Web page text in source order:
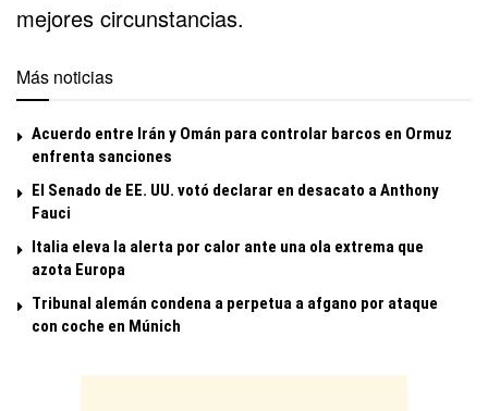
mejores circunstancias.
Más noticias
Acuerdo entre Irán y Omán para controlar barcos en Ormuz
enfrenta sanciones
El Senado de EE. UU. votó declarar en desacato a Anthony
Fauci
Italia eleva la alerta por calor ante una ola extrema que
azota Europa
Tribunal alemán condena a perpetua a afgano por ataque
con coche en Múnich